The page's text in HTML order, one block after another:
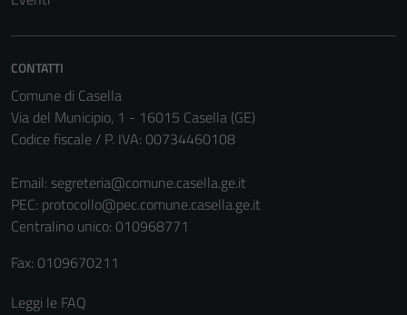
CONTATTI
Comune di Casella
Via del Municipio, 1 - 16015 Casella (GE)
Codice fiscale / P. IVA: 00734460108
Email: segreteria@comune.casella.ge.it
PEC: protocollo@pec.comune.casella.ge.it
Centralino unico: 010968771
Fax: 0109670211
Leggi le FAQ
Tecnici
Questi cookie
per il
funzionamento